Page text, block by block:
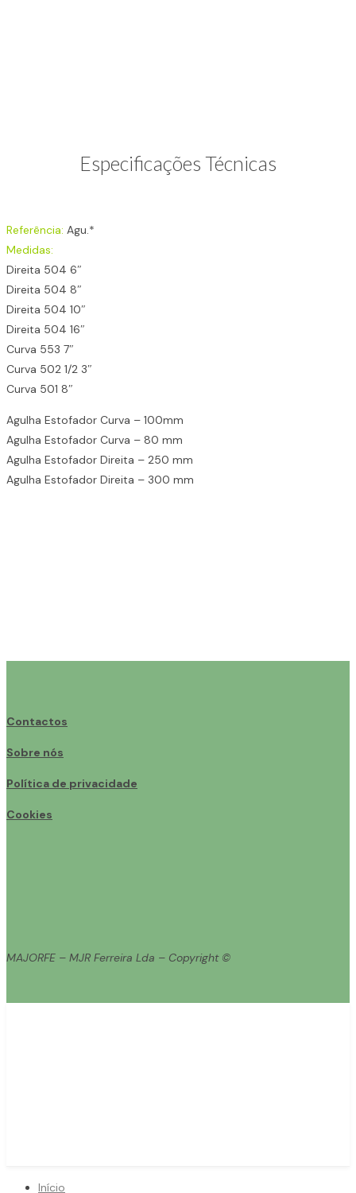
Especificações Técnicas
Referência: Agu.*
Medidas:
Direita 504 6″
Direita 504 8″
Direita 504 10″
Direita 504 16″
Curva 553 7″
Curva 502 1/2 3″
Curva 501 8″
Agulha Estofador Curva – 100mm
Agulha Estofador Curva – 80 mm
Agulha Estofador Direita – 250 mm
Agulha Estofador Direita – 300 mm
Contactos
Sobre nós
Política de privacidade
Cookies
MAJORFE – MJR Ferreira Lda – Copyright ©
Início